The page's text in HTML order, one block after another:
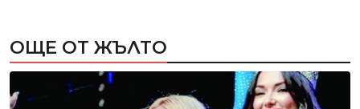
ОЩЕ ОТ ЖЪЛТО